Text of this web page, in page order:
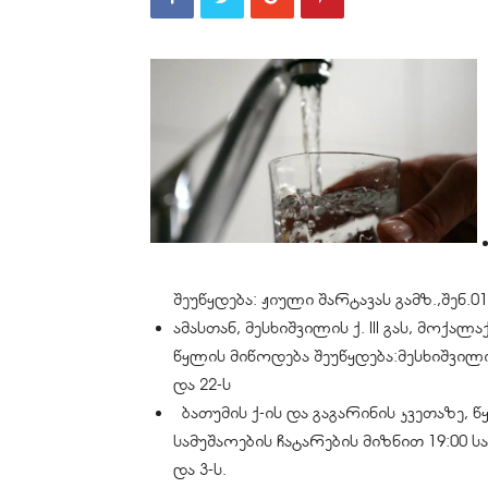
შეუწყდება: ჟიული შარტავას
ამასთან, მესხიშვილის ქ. III გას,
წყლის მიწოდება
და 22-ს
ბათუმის ქ-ის და გაგარინის
სამუშაოების ჩატარების მიზნით 19:00
და 3-ს.